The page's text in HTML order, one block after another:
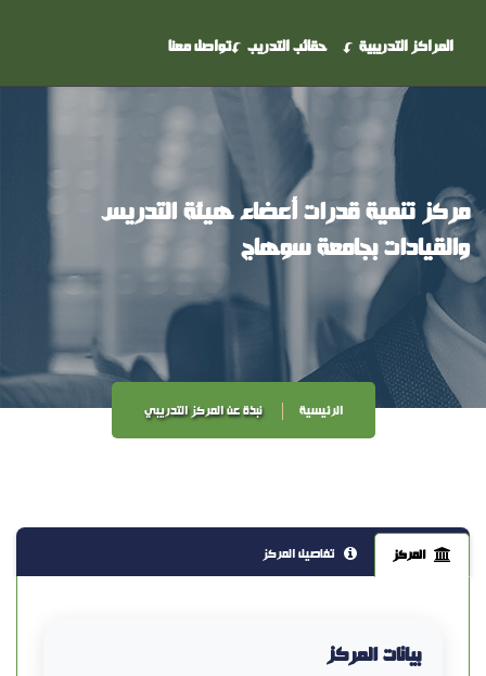
المراكز التدريبية حقائب التدريب تواصل معنا
مركز تنمية قدرات أعضاء هيئة التدريس
والقيادات بجامعة سوهاج
الرئيسية نبذة عن المركز التدريبي
المركز تفاصيل المركز
بيانات المركز